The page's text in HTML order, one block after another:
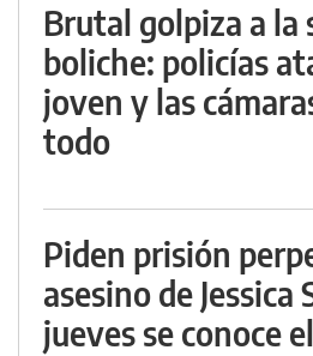
Brutal golpiza a la
boliche: policías
joven y las
todo
Piden prisión
asesino de Jessica
jueves se conoce